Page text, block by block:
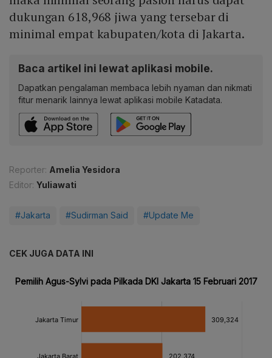
dukungan 618,968 jiwa yang tersebar di
minimal empat kabupaten/kota di Jakarta.
Baca artikel ini lewat aplikasi mobile.
Dapatkan pengalaman membaca lebih nyaman dan nikmati
fitur menarik lainnya lewat aplikasi mobile Katadata.
Reporter: Amelia Yesidora
Editor: Yuliawati
#Jakarta #Sudirman Said #Update Me
CEK JUGA DATA INI